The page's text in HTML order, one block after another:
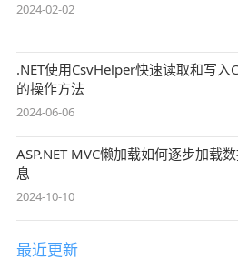
2024-02-02
.NET使用CsvHelper快速读取和写入
的操作方法
2024-06-06
ASP.NET MVC懒加载如何逐步加载
息
2024-10-10
最近更新